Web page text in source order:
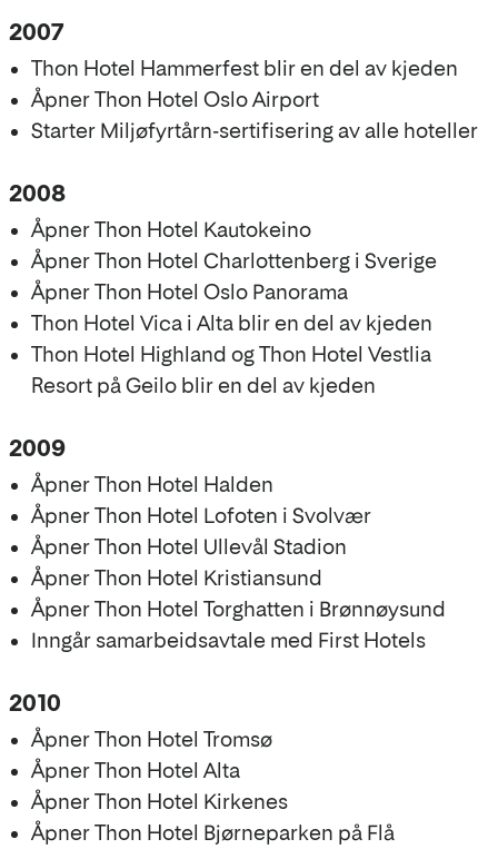
2007
Thon Hotel Hammerfest blir en del av kjeden
Åpner Thon Hotel Oslo Airport
Starter Miljøfyrtårn-sertifisering av alle hoteller
2008
Åpner Thon Hotel Kautokeino
Åpner Thon Hotel Charlottenberg i Sverige
Åpner Thon Hotel Oslo Panorama
Thon Hotel Vica i Alta blir en del av kjeden
Thon Hotel Highland og Thon Hotel Vestlia
Resort på Geilo blir en del av kjeden
2009
Åpner Thon Hotel Halden
Åpner Thon Hotel Lofoten i Svolvær
Åpner Thon Hotel Ullevål Stadion
Åpner Thon Hotel Kristiansund
Åpner Thon Hotel Torghatten i Brønnøysund
Inngår samarbeidsavtale med First Hotels
2010
Åpner Thon Hotel Tromsø
Åpner Thon Hotel Alta
Åpner Thon Hotel Kirkenes
Åpner Thon Hotel Bjørneparken på Flå